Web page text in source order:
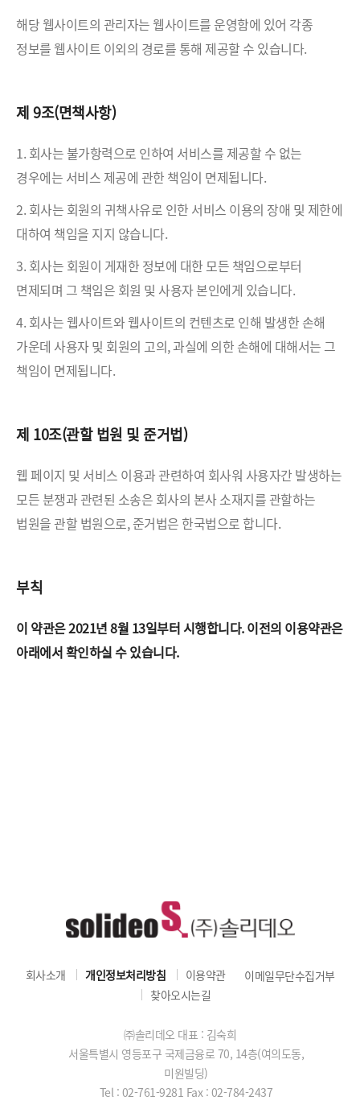
해당 웹사이트의 관리자는 웹사이트를 운영함에 있어 각종
정보를 웹사이트 이외의 경로를 통해 제공할 수 있습니다.
제 9조(면책사항)
1. 회사는 불가항력으로 인하여 서비스를 제공할 수 없는
경우에는 서비스 제공에 관한 책임이 면제됩니다.
2. 회사는 회원의 귀책사유로 인한 서비스 이용의 장애 및 제한에
대하여 책임을 지지 않습니다.
3. 회사는 회원이 게재한 정보에 대한 모든 책임으로부터
면제되며 그 책임은 회원 및 사용자 본인에게 있습니다.
4. 회사는 웹사이트와 웹사이트의 컨텐츠로 인해 발생한 손해
가운데 사용자 및 회원의 고의, 과실에 의한 손해에 대해서는 그
책임이 면제됩니다.
제 10조(관할 법원 및 준거법)
웹 페이지 및 서비스 이용과 관련하여 회사워 사용자간 발생하는
모든 분쟁과 관련된 소송은 회사의 본사 소재지를관할하는
법원을 관할 법원으로, 준거법은 한국법으로 합니다.
부칙
이 약관은 2021년 8월 13일부터 시행합니다.이전의 이용약관은
아래에서 확인하실 수 있습니다.
회사소개 개인정보처리방침 이용약관
이메일무단수집거부
찾아오시는길
㈜솔리데오 대표 : 김숙희
서울특별시 영등포구 국제금융로 70, 14층(여의도동,
미원빌딩)
Tel : 02-761-9281 Fax : 02-784-2437